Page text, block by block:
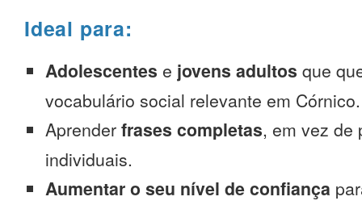
Ideal para:
Adolescentes e jovens adultos que
vocabulário social relevante em Córnico.
Aprender frases completas, em vez de
individuais.
Aumentar o seu nível de confiança